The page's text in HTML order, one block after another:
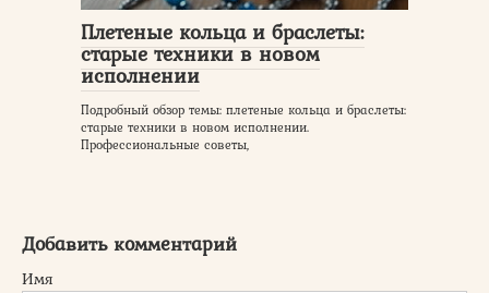
Плетеные кольца и браслеты:
старые техники в новом
исполнении
Подробный обзор темы: плетеные кольца и браслеты:
старые техники в новом исполнении.
Профессиональные советы,
Добавить комментарий
Имя